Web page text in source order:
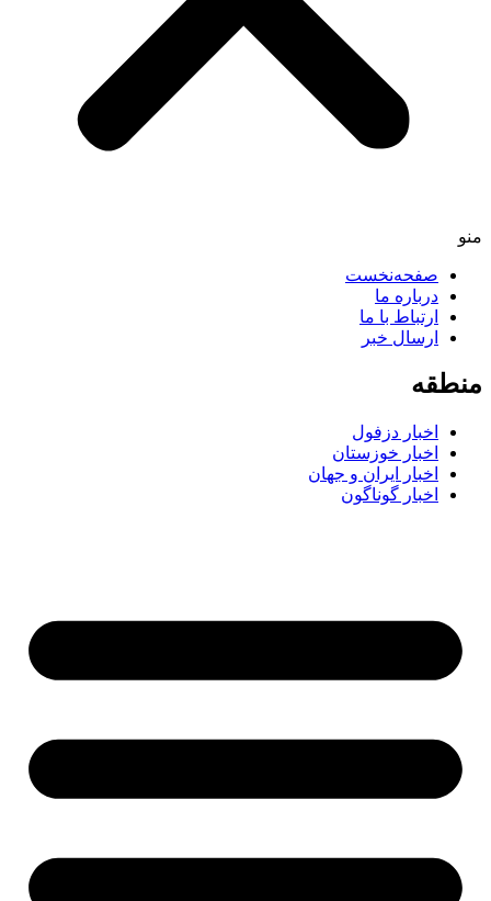
منو
صفحه‌نخست
درباره ما
ارتباط با ما
ارسال خبر
منطقه
اخبار دزفول
اخبار خوزستان
اخبار ایران و جهان
اخبار گوناگون